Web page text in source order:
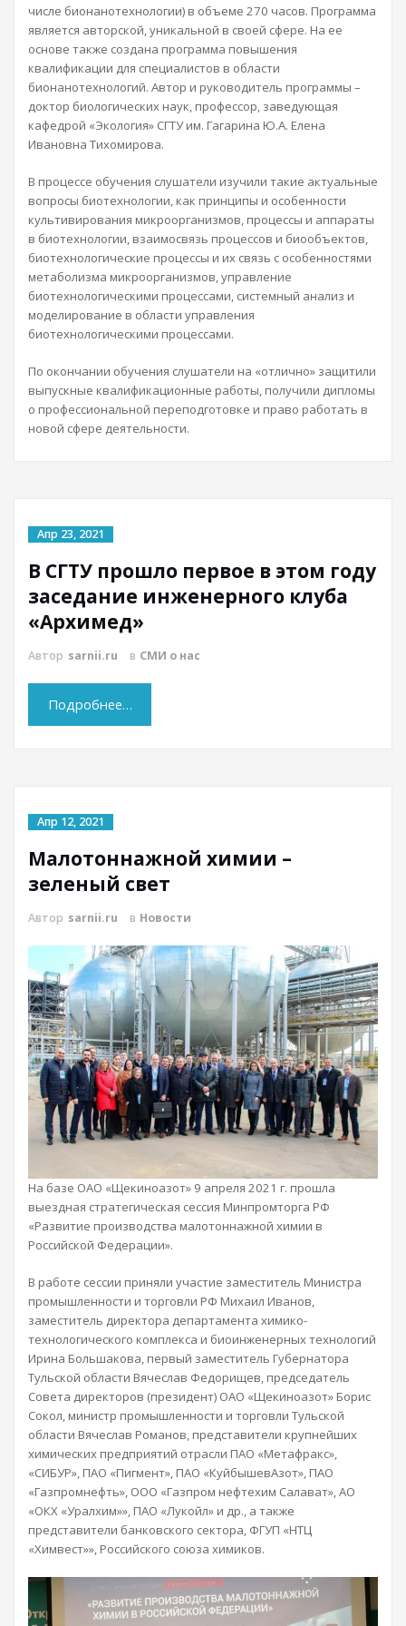
числе бионанотехнологии) в объеме 270 часов. Программа
является авторской, уникальной в своей сфере. На ее
основе также создана программа повышения
квалификации для специалистов в области
бионанотехнологий. Автор и руководитель программы –
доктор биологических наук, профессор, заведующая
кафедрой «Экология» СГТУ им. Гагарина Ю.А. Елена
Ивановна Тихомирова.
В процессе обучения слушатели изучили такие актуальные
вопросы биотехнологии, как принципы и особенности
культивирования микроорганизмов, процессы и аппараты
в биотехнологии, взаимосвязь процессов и биообъектов,
биотехнологические процессы и их связь с особенностями
метаболизма микроорганизмов, управление
биотехнологическими процессами, системный анализ и
моделирование в области управления
биотехнологическими процессами.
По окончании обучения слушатели на «отлично» защитили
выпускные квалификационные работы, получили дипломы
о профессиональной переподготовке и право работать в
новой сфере деятельности.
Апр 23, 2021
В СГТУ прошло первое в этом году
заседание инженерного клуба
«Архимед»
Автор sarnii.ru в СМИ о нас
Подробнее…
Апр 12, 2021
Малотоннажной химии –
зеленый свет
Автор sarnii.ru в Новости
На базе ОАО «Щекиноазот» 9 апреля 2021 г. прошла
выездная стратегическая сессия Минпромторга РФ
«Развитие производства малотоннажной химии в
Российской Федерации».
В работе сессии приняли участие заместитель Министра
промышленности и торговли РФ Михаил Иванов,
заместитель директора департамента химико-
технологического комплекса и биоинженерных технологий
Ирина Большакова, первый заместитель Губернатора
Тульской области Вячеслав Федорищев, председатель
Совета директоров (президент) ОАО «Щекиноазот» Борис
Сокол, министр промышленности и торговли Тульской
области Вячеслав Романов, представители крупнейших
химических предприятий отрасли ПАО «Метафракс»,
«СИБУР», ПАО «Пигмент», ПАО «КуйбышевАзот», ПАО
«Газпромнефть», ООО «Газпром нефтехим Салават», АО
«ОКХ «Уралхим»», ПАО «Лукойл» и др., а также
представители банковского сектора, ФГУП «НТЦ
«Химвест»», Российского союза химиков.